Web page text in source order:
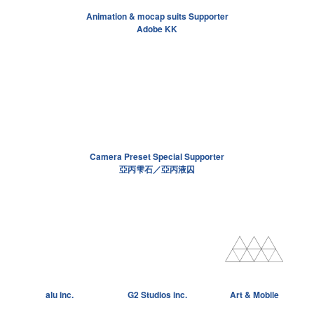
Animation & mocap suits Supporter
Adobe KK
Camera Preset Special Supporter
亞丙雫石／亞丙液囚
alu inc. G2 Studios inc. Art & Mobile